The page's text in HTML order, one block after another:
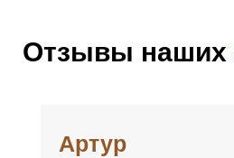
Отзывы наших
Артур
Скачать инструкцию